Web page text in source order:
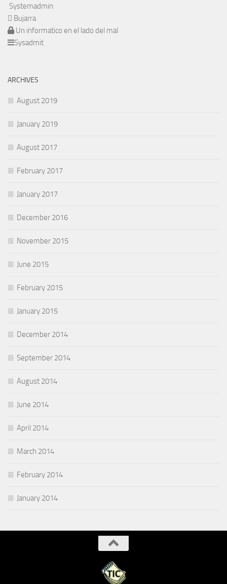
Systemadmin
Bujarra
Un informatico en el lado del mal
Sysadmit
ARCHIVES
August 2019
January 2019
August 2017
February 2017
January 2017
December 2016
November 2015
June 2015
February 2015
January 2015
December 2014
September 2014
August 2014
June 2014
April 2014
March 2014
February 2014
January 2014